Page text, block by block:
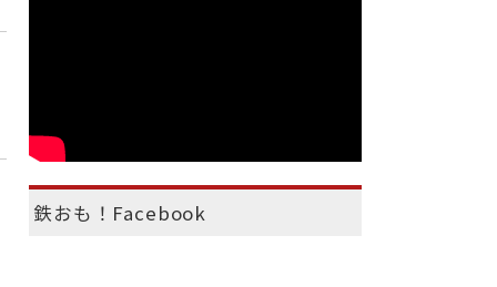
鉄おも！Facebook